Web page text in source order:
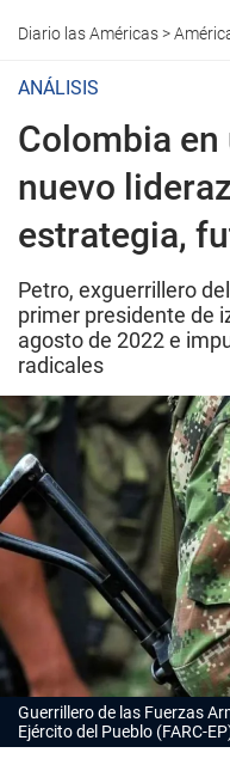
Diario las Américas>
ANÁLISIS
Colombia
nuevo
estrategia,
Petro, exguerrillero
primer presidente de
agosto de 2022 e
radicales
Guerrillero de las Fuerzas
Ejército del Pueblo (FARC-